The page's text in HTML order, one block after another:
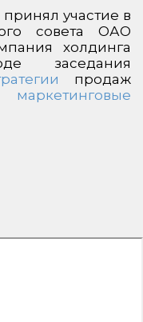
участие в
совета ОАО
холдинга
заседания
продаж
маркетинговые